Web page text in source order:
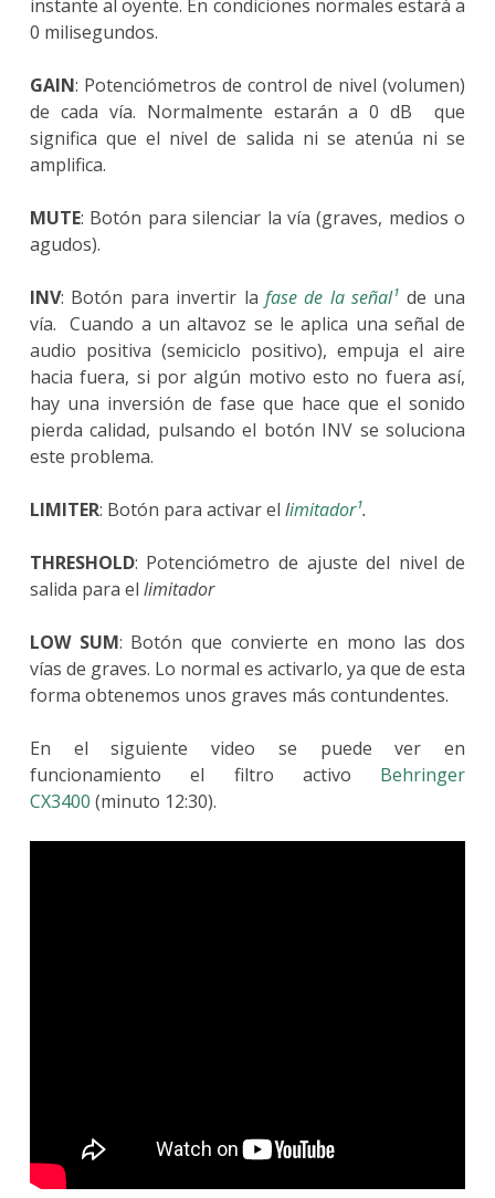
instante al oyente. En condiciones normales estará a
0 milisegundos.
GAIN: Potenciómetros de control de nivel (volumen)
de cada vía. Normalmente estarán a 0 dB que
significa que el nivel de salida ni se atenúa ni se
amplifica.
MUTE: Botón para silenciar la vía (graves, medios o
agudos).
INV: Botón para invertir la fase de la señal¹ de una
vía. Cuando a un altavoz se le aplica una señal de
audio positiva (semiciclo positivo), empuja el aire
hacia fuera, si por algún motivo esto no fuera así,
hay una inversión de fase que hace que el sonido
pierda calidad, pulsando el botón INV se soluciona
este problema.
LIMITER: Botón para activar el limitador¹.
THRESHOLD: Potenciómetro de ajuste del nivel de
salida para el limitador
LOW SUM: Botón que convierte en mono las dos
vías de graves. Lo normal es activarlo, ya que de esta
forma obtenemos unos graves más contundentes.
En el siguiente video se puede ver en
funcionamiento el filtro activo Behringer
CX3400 (minuto 12:30).